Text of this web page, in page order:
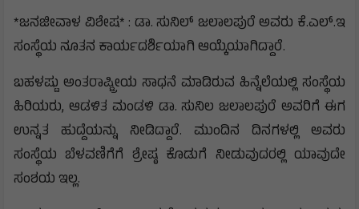
*ಜನಜೀವಾಳ ವಿಶೇಷ* : ಡಾ. ಸುನಿಲ್ ಜಲಾಲಪುರೆ ಅವರು ಕೆ.ಎಲ್.ಇ
ಸಂಸ್ಥೆಯ ನೂತನ ಕಾರ್ಯದರ್ಶಿಯಾಗಿ ಆಯ್ಕೆಯಾಗಿದ್ದಾರೆ.
ಬಹಳಷ್ಟು ಅಂತರಾಷ್ಟ್ರೀಯ ಸಾಧನೆ ಮಾಡಿರುವ ಹಿನ್ನೆಲೆಯಲ್ಲಿ ಸಂಸ್ಥೆಯ
ಹಿರಿಯರು, ಆಡಳಿತ ಮಂಡಳಿ ಡಾ. ಸುನಿಲ ಜಲಾಲಪುರೆ ಅವರಿಗೆ ಈಗ
ಉನ್ನತ ಹುದ್ದೆಯನ್ನು ನೀಡಿದ್ದಾರೆ. ಮುಂದಿನ ದಿನಗಳಲ್ಲಿ ಅವರು
ಸಂಸ್ಥೆಯ ಬೆಳವಣಿಗೆಗೆ ಶ್ರೇಷ್ಠ ಕೊಡುಗೆ ನೀಡುವುದರಲ್ಲಿ ಯಾವುದೇ
ಸಂಶಯ ಇಲ್ಲ.